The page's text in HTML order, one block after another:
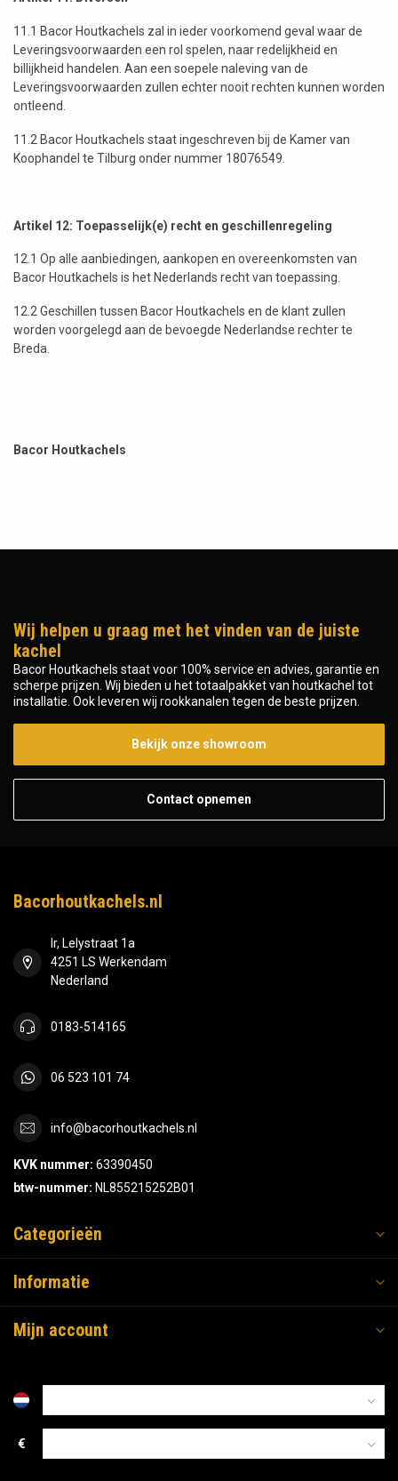
11.1 Bacor Houtkachels zal in ieder voorkomend geval waar de
Leveringsvoorwaarden een rol spelen, naar redelijkheid en
billijkheid handelen. Aan een soepele naleving van de
Leveringsvoorwaarden zullen echter nooit rechten kunnen worden
ontleend.
11.2 Bacor Houtkachels staat ingeschreven bij de Kamer van
Koophandel te Tilburg onder nummer 18076549.
Artikel 12: Toepasselijk(e) recht en geschillenregeling
12.1 Op alle aanbiedingen, aankopen en overeenkomsten van
Bacor Houtkachels is het Nederlands recht van toepassing.
12.2 Geschillen tussen Bacor Houtkachels en de klant zullen
worden voorgelegd aan de bevoegde Nederlandse rechter te
Breda.
Bacor Houtkachels
Wij helpen u graag met het vinden van de juiste
kachel
Bacor Houtkachels staat voor 100% service en advies, garantie en
scherpe prijzen. Wij bieden u het totaalpakket van houtkachel tot
installatie. Ook leveren wij rookkanalen tegen de beste prijzen.
Bekijk onze showroom
Contact opnemen
Bacorhoutkachels.nl
Ir, Lelystraat 1a
4251 LS Werkendam
Nederland
0183-514165
06 523 101 74
info@bacorhoutkachels.nl
KVK nummer: 63390450
btw-nummer: NL855215252B01
Categorieën
Informatie
Mijn account
€